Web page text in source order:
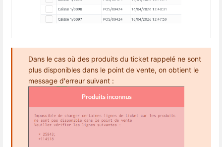
Dans le cas où des produits du ticket rappelé ne sont
plus disponibles dans le point de vente, on obtient le
message d'erreur suivant :